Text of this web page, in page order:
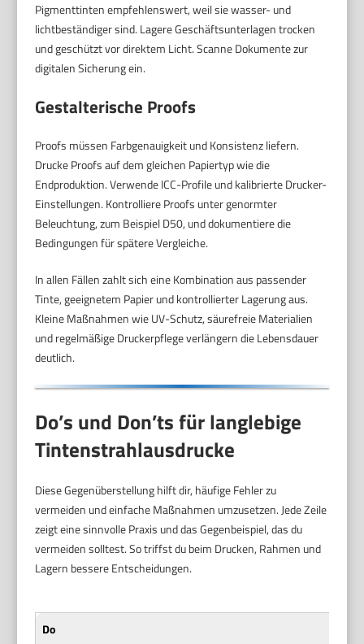
Pigmenttinten empfehlenswert, weil sie wasser- und
lichtbeständiger sind. Lagere Geschäftsunterlagen trocken
und geschützt vor direktem Licht. Scanne Dokumente zur
digitalen Sicherung ein.
Gestalterische Proofs
Proofs müssen Farbgenauigkeit und Konsistenz liefern.
Drucke Proofs auf dem gleichen Papiertyp wie die
Endproduktion. Verwende ICC-Profile und kalibrierte Drucker-
Einstellungen. Kontrolliere Proofs unter genormter
Beleuchtung, zum Beispiel D50, und dokumentiere die
Bedingungen für spätere Vergleiche.
In allen Fällen zahlt sich eine Kombination aus passender
Tinte, geeignetem Papier und kontrollierter Lagerung aus.
Kleine Maßnahmen wie UV-Schutz, säurefreie Materialien
und regelmäßige Druckerpflege verlängern die Lebensdauer
deutlich.
Do’s und Don’ts für langlebige
Tintenstrahlausdrucke
Diese Gegenüberstellung hilft dir, häufige Fehler zu
vermeiden und einfache Maßnahmen umzusetzen. Jede Zeile
zeigt eine sinnvolle Praxis und das Gegenbeispiel, das du
vermeiden solltest. So triffst du beim Drucken, Rahmen und
Lagern bessere Entscheidungen.
Do